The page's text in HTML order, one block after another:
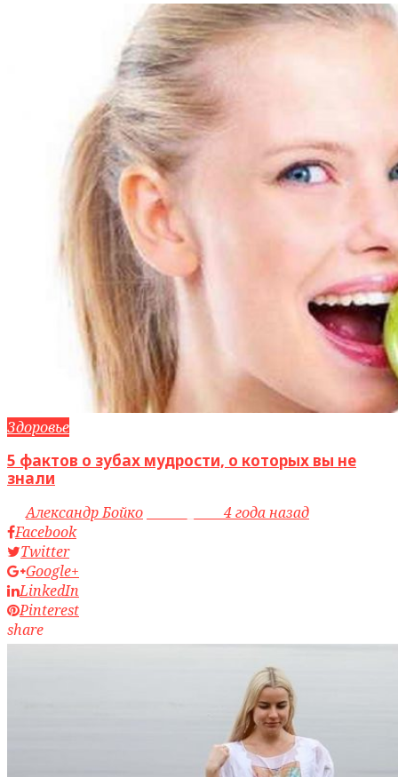
Здоровье
5 фактов о зубах мудрости, о которых вы не
знали
byАлександр Бойко
4 года назад
Facebook
Twitter
Google+
LinkedIn
Pinterest
share